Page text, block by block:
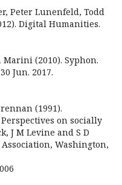
Peter Lunenfeld, Todd
Digital Humanities.
Marini (2010). Syphon.
Jun. 2017.
(1991).
on socially
J M Levine and S D
Washington,